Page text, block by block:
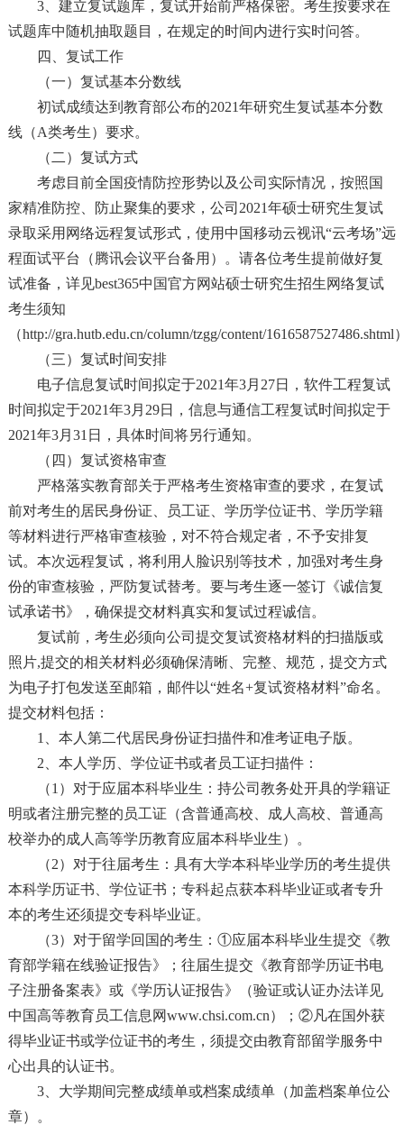
3、建立复试题库，复试开始前严格保密。考生按要求在
试题库中随机抽取题目，在规定的时间内进行实时问答。
四、复试工作
（一）复试基本分数线
初试成绩达到教育部公布的2021年研究生复试基本分数
线（A类考生）要求。
（二）复试方式
考虑目前全国疫情防控形势以及公司实际情况，按照国
家精准防控、防止聚集的要求，公司2021年硕士研究生复试
录取采用网络远程复试形式，使用中国移动云视讯“云考场”远
程面试平台（腾讯会议平台备用）。请各位考生提前做好复
试准备，详见best365中国官方网站硕士研究生招生网络复试
考生须知
（http://gra.hutb.edu.cn/column/tzgg/content/1616587527486.shtml
（三）复试时间安排
电子信息复试时间拟定于2021年3月27日，软件工程复试
时间拟定于2021年3月29日，信息与通信工程复试时间拟定于
2021年3月31日，具体时间将另行通知。
（四）复试资格审查
严格落实教育部关于严格考生资格审查的要求，在复试
前对考生的居民身份证、员工证、学历学位证书、学历学籍
等材料进行严格审查核验，对不符合规定者，不予安排复
试。本次远程复试，将利用人脸识别等技术，加强对考生身
份的审查核验，严防复试替考。要与考生逐一签订《诚信复
试承诺书》，确保提交材料真实和复试过程诚信。
复试前，考生必须向公司提交复试资格材料的扫描版或
照片,提交的相关材料必须确保清晰、完整、规范，提交方式
为电子打包发送至邮箱，邮件以“姓名+复试资格材料”命名。
提交材料包括：
1、本人第二代居民身份证扫描件和准考证电子版。
2、本人学历、学位证书或者员工证扫描件：
（1）对于应届本科毕业生：持公司教务处开具的学籍证
明或者注册完整的员工证（含普通高校、成人高校、普通高
校举办的成人高等学历教育应届本科毕业生）。
（2）对于往届考生：具有大学本科毕业学历的考生提供
本科学历证书、学位证书；专科起点获本科毕业证或者专升
本的考生还须提交专科毕业证。
（3）对于留学回国的考生：①应届本科毕业生提交《教
育部学籍在线验证报告》；往届生提交《教育部学历证书电
子注册备案表》或《学历认证报告》（验证或认证办法详见
中国高等教育员工信息网www.chsi.com.cn）；②凡在国外获
得毕业证书或学位证书的考生，须提交由教育部留学服务中
心出具的认证书。
3、大学期间完整成绩单或档案成绩单（加盖档案单位公
章）。